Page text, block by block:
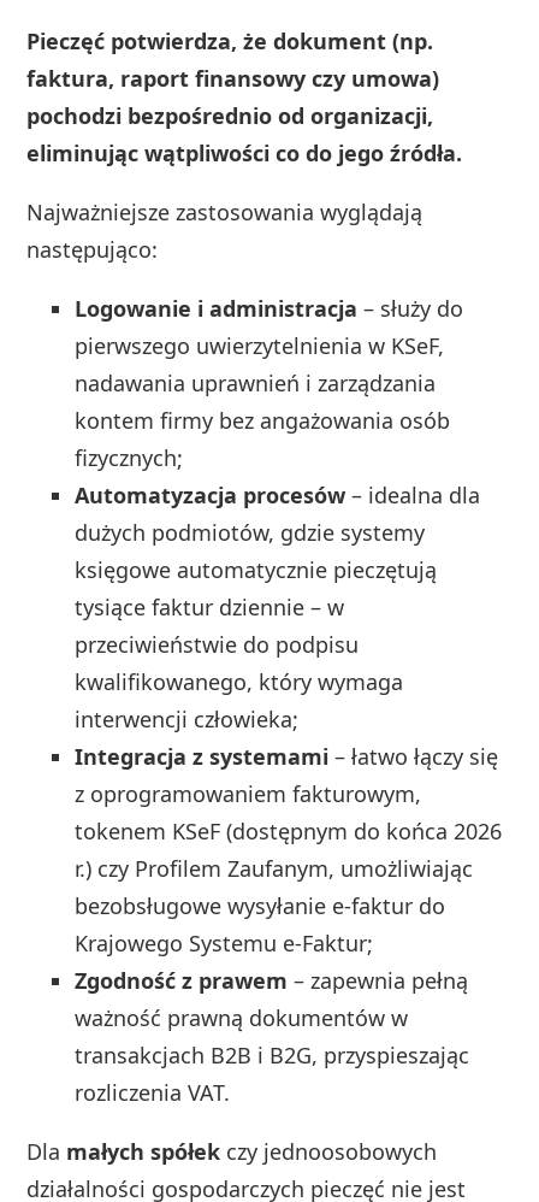
Pieczęć potwierdza, że dokument (np.
faktura, raport finansowy czy umowa)
pochodzi bezpośrednio od organizacji,
eliminując wątpliwości co do jego źródła.
Najważniejsze zastosowania wyglądają
następująco:
Logowanie i administracja – służy do
pierwszego uwierzytelnienia w KSeF,
nadawania uprawnień i zarządzania
kontem firmy bez angażowania osób
fizycznych;
Automatyzacja procesów – idealna dla
dużych podmiotów, gdzie systemy
księgowe automatycznie pieczętują
tysiące faktur dziennie – w
przeciwieństwie do podpisu
kwalifikowanego, który wymaga
interwencji człowieka;
Integracja z systemami – łatwo łączy się
z oprogramowaniem fakturowym,
tokenem KSeF (dostępnym do końca 2026
r.) czy Profilem Zaufanym, umożliwiając
bezobsługowe wysyłanie e-faktur do
Krajowego Systemu e-Faktur;
Zgodność z prawem – zapewnia pełną
ważność prawną dokumentów w
transakcjach B2B i B2G, przyspieszając
rozliczenia VAT.
Dla małych spółek czy jednoosobowych
działalności gospodarczych pieczęć nie jest